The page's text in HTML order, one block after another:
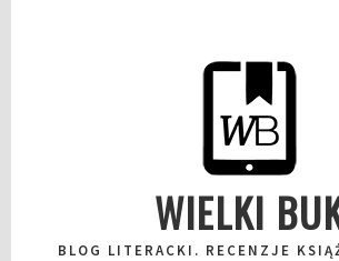
WIELKI
BLOG LITERACKI. RECENZJE